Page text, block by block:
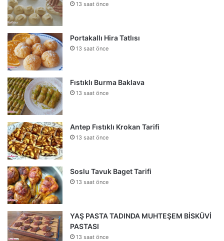
13 saat önce
Portakallı Hira Tatlısı
13 saat önce
Fıstıklı Burma Baklava
13 saat önce
Antep Fıstıklı Krokan Tarifi
13 saat önce
Soslu Tavuk Baget Tarifi
13 saat önce
YAŞ PASTA TADINDA MUHTEŞEM BİSKÜVİ
PASTASI
13 saat önce